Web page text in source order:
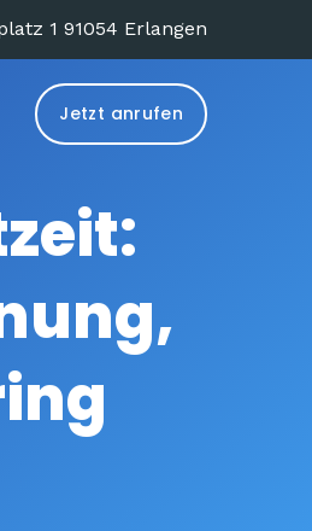
1 91054 Erlangen
Jetzt anrufen